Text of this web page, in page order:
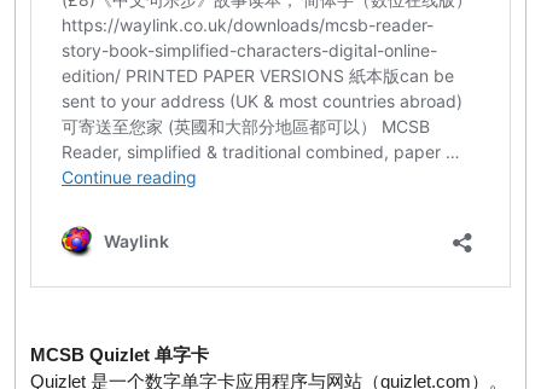
MCSB Quizlet 单字卡
Quizlet 是一个数字单字卡应用程序与网站（quizlet.com）。